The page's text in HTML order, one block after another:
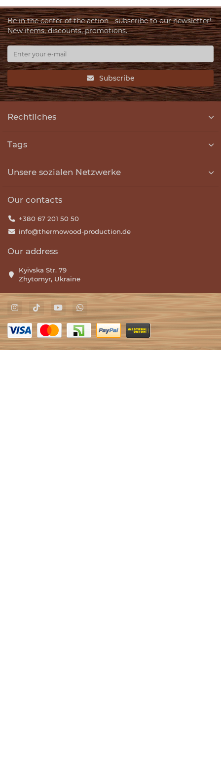
Be in the center of the action - subscribe to our newsletter!
New items, discounts, promotions.
Subscribe
Rechtliches
Tags
Unsere sozialen Netzwerke
Our contacts
+380 67 201 50 50
info@thermowood-production.de
Our address
Kyivska Str. 79
Zhytomyr, Ukraine